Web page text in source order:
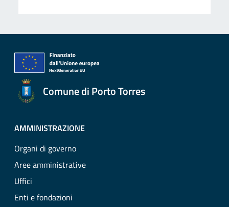
Comune di Porto Torres
AMMINISTRAZIONE
Organi di governo
Aree amministrative
Uffici
Enti e fondazioni